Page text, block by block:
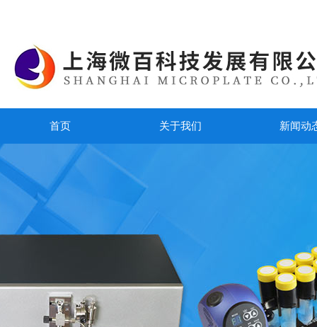
首页 关于我们 新闻动